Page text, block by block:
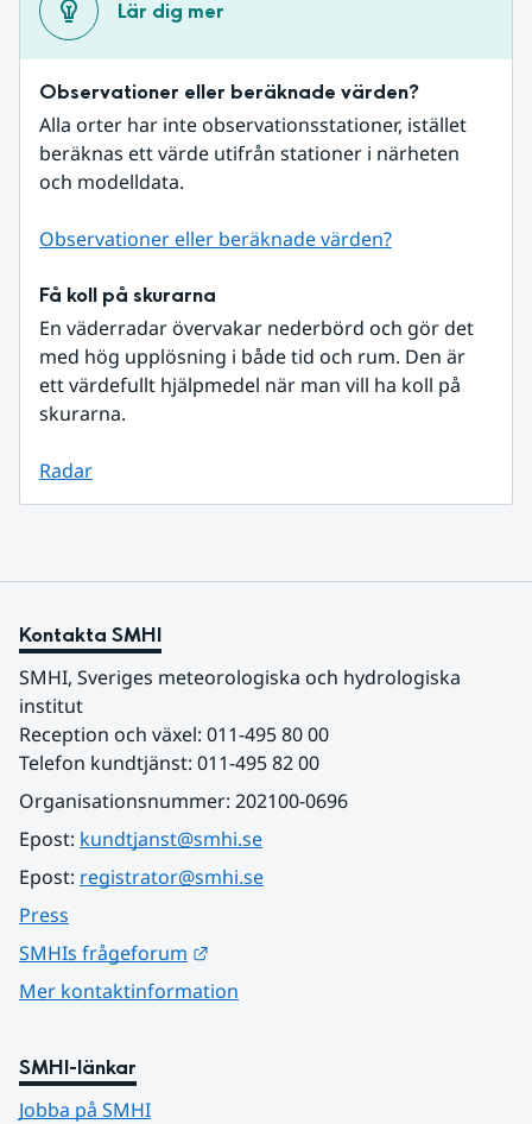
Lär dig mer
Observationer eller beräknade värden?
Alla orter har inte observationsstationer, istället
beräknas ett värde utifrån stationer i närheten
och modelldata.
Observationer eller beräknade värden?
Få koll på skurarna
En väderradar övervakar nederbörd och gör det
med hög upplösning i både tid och rum. Den är
ett värdefullt hjälpmedel när man vill ha koll på
skurarna.
Radar
Kontakta SMHI
SMHI, Sveriges meteorologiska och hydrologiska
institut
Reception och växel: 011-495 80 00
Telefon kundtjänst: 011-495 82 00
Organisationsnummer: 202100-0696
Epost: kundtjanst@smhi.se
Epost: registrator@smhi.se
Press
SMHIs frågeforum
Mer kontaktinformation
SMHI-länkar
Jobba på SMHI